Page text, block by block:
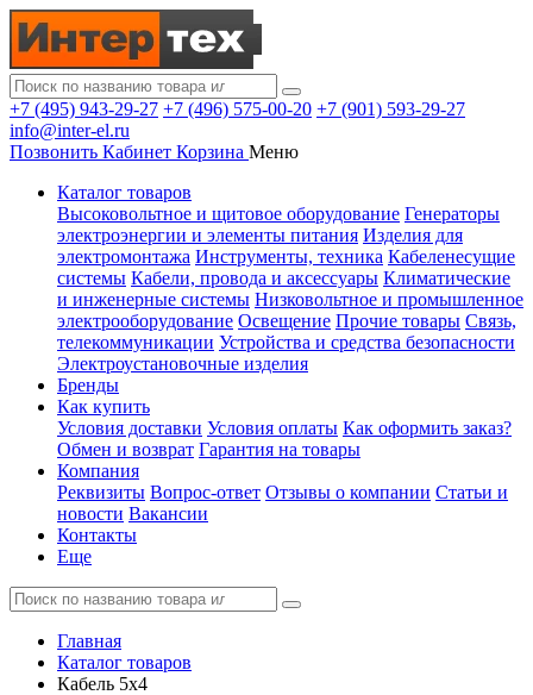
+7 (495) 943-29-27 +7 (496) 575-00-20 +7 (901) 593-29-27
info@inter-el.ru
Позвонить Кабинет Корзина Меню
Каталог товаров
Высоковольтное и щитовое оборудование Генераторы
электроэнергии и элементы питания Изделия для
электромонтажа Инструменты, техника Кабеленесущие
системы Кабели, провода и аксессуары Климатические
и инженерные системы Низковольтное и промышленное
электрооборудование Освещение Прочие товары Связь,
телекоммуникации Устройства и средства безопасности
Электроустановочные изделия
Бренды
Как купить
Условия доставки Условия оплаты Как оформить заказ?
Обмен и возврат Гарантия на товары
Компания
Реквизиты Вопрос-ответ Отзывы о компании Статьи и
новости Вакансии
Контакты
Еще
Главная
Каталог товаров
Кабель 5x4